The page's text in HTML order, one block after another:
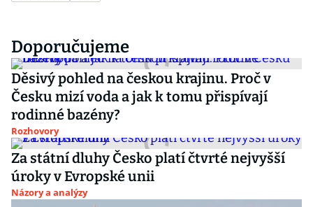
Doporučujeme
Děsivý pohled na českou krajinu. Proč v
Česku mizí voda a jak k tomu přispívají
rodinné bazény?
Rozhovory
Za státní dluhy Česko platí čtvrté nejvyšší
úroky v Evropské unii
Názory a analýzy